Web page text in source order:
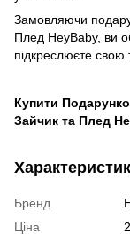
Замовляючи
Плед HeyBaby, ви
підкреслюєте свою
Купити
Зайчик та Плед
Бренд
Ціна